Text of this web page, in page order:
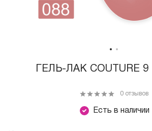
ГЕЛЬ-ЛАК COUTURE 9
Есть в наличии
0 отзывов